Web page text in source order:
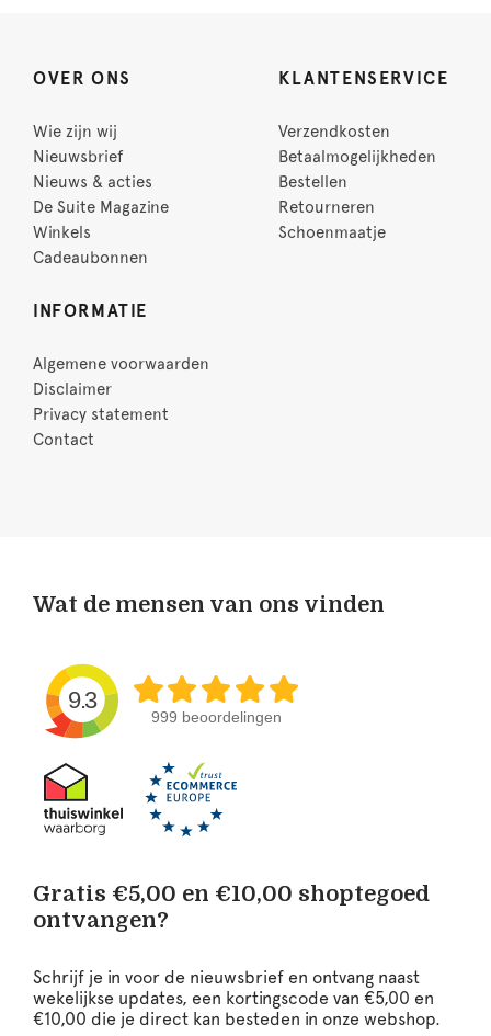
OVER ONS
Wie zijn wij
Nieuwsbrief
Nieuws & acties
De Suite Magazine
Winkels
Cadeaubonnen
KLANTENSERVICE
Verzendkosten
Betaalmogelijkheden
Bestellen
Retourneren
Schoenmaatje
INFORMATIE
Algemene voorwaarden
Disclaimer
Privacy statement
Contact
Wat de mensen van ons vinden
9.3
999 beoordelingen
Gratis €5,00 en €10,00 shoptegoed
ontvangen?
Schrijf je in voor de nieuwsbrief en ontvang naast
wekelijkse updates, een kortingscode van €5,00 en
€10,00 die je direct kan besteden in onze webshop.